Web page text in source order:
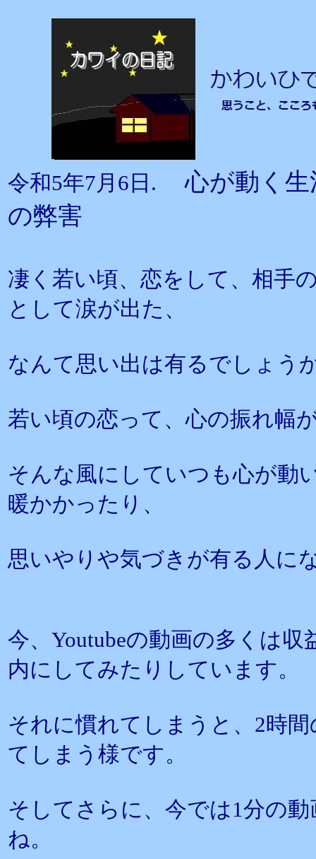
令和5年7月6日.
心が動く
の弊害
凄く若い頃、恋をして、相手
として涙が出た、
なんて思い出は有るでしょう
若い頃の恋って、心の振れ幅
そんな風にしていつも心が動
暖かかったり、
思いやりや気づきが有る人に
今、Youtubeの動画の多くは
内にしてみたりしています。
それに慣れてしまうと、2時
てしまう様です。
そしてさらに、今では1分の
ね。